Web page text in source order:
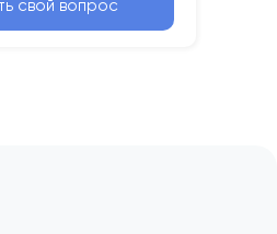
свой вопрос